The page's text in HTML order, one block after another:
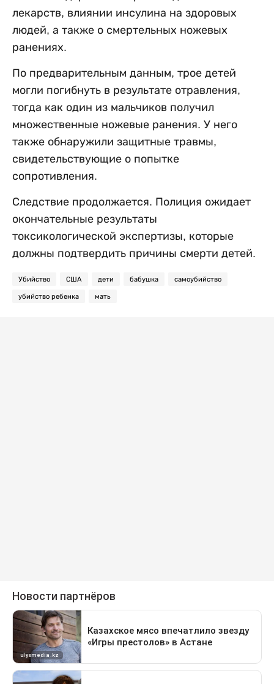
лекарств, влиянии инсулина на здоровых
людей, а также о смертельных ножевых
ранениях.
По предварительным данным, трое детей
могли погибнуть в результате отравления,
тогда как один из мальчиков получил
множественные ножевые ранения. У него
также обнаружили защитные травмы,
свидетельствующие о попытке
сопротивления.
Следствие продолжается. Полиция ожидает
окончательные результаты
токсикологической экспертизы, которые
должны подтвердить причины смерти детей.
Убийство США дети бабушка самоубийство
убийство ребенка мать